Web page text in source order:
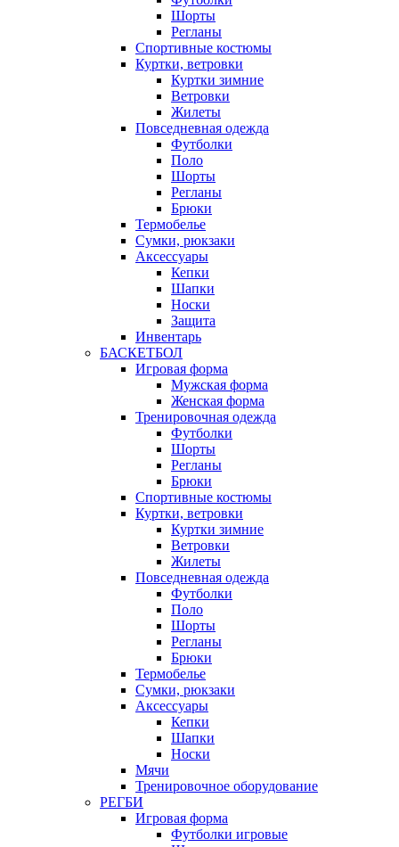
Шорты
Регланы
Спортивные костюмы
Куртки, ветровки
Куртки зимние
Ветровки
Жилеты
Повседневная одежда
Футболки
Поло
Шорты
Регланы
Брюки
Термобелье
Сумки, рюкзаки
Аксессуары
Кепки
Шапки
Носки
Защита
Инвентарь
БАСКЕТБОЛ
Игровая форма
Мужская форма
Женская форма
Тренировочная одежда
Футболки
Шорты
Регланы
Брюки
Спортивные костюмы
Куртки, ветровки
Куртки зимние
Ветровки
Жилеты
Повседневная одежда
Футболки
Поло
Шорты
Регланы
Брюки
Термобелье
Сумки, рюкзаки
Аксессуары
Кепки
Шапки
Носки
Мячи
Тренировочное оборудование
РЕГБИ
Игровая форма
Футболки игровые